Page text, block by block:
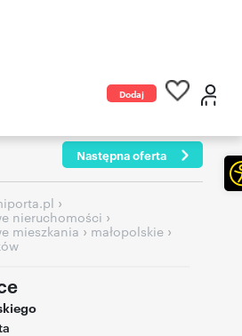
Dodaj
Następna oferta
›
nieruchomości ›
mieszkania › małopolskie ›